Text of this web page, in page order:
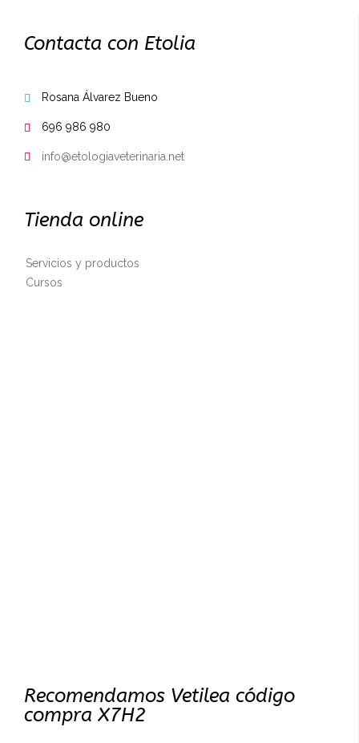
Contacta con Etolia
 Rosana Álvarez Bueno
 696 986 980
 info@etologiaveterinaria.net
Tienda online
Servicios y productos
Cursos
Recomendamos Vetilea código
compra X7H2